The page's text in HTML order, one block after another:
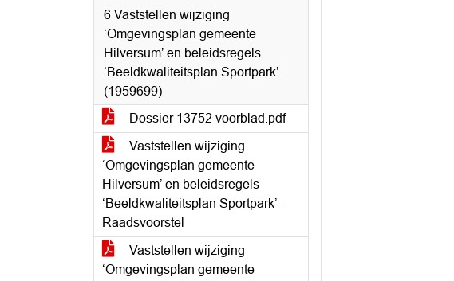
6 Vaststellen wijziging
‘Omgevingsplan gemeente
Hilversum’ en beleidsregels
‘Beeldkwaliteitsplan Sportpark’
(1959699)
Dossier 13752 voorblad.pdf
Vaststellen wijziging
‘Omgevingsplan gemeente
Hilversum’ en beleidsregels
‘Beeldkwaliteitsplan Sportpark’ -
Raadsvoorstel
Vaststellen wijziging
‘Omgevingsplan gemeente